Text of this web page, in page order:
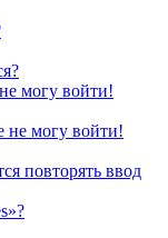
могу войти!
не могу войти!
повторять ввод